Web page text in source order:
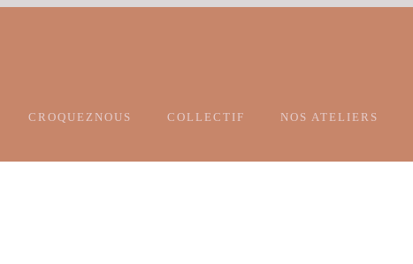
CROQUEZNOUS COLLECTIF NOS ATELIERS